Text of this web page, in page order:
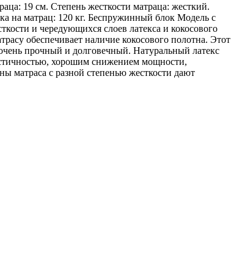
19 см. Степень жесткости матраца: жесткий.
на матрац: 120 кг. Беспружинный блок Модель с
и чередующихся слоев латекса и кокосового
обеспечивает наличие кокосового полотна. Этот
прочный и долговечный. Натуральный латекс
хорошим снижением мощности,
матраса с разной степенью жесткости дают